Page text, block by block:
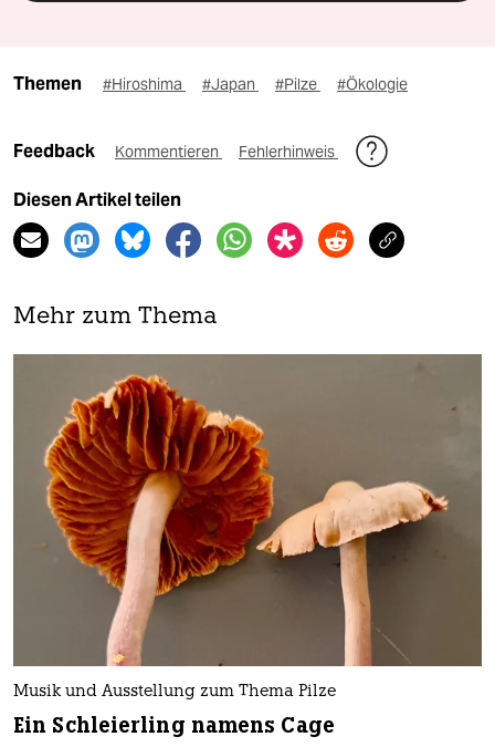
Themen #Hiroshima #Japan #Pilze #Ökologie
Feedback Kommentieren Fehlerhinweis
Diesen Artikel teilen
Mehr zum Thema
Musik und Ausstellung zum Thema Pilze
Ein Schleierling namens Cage